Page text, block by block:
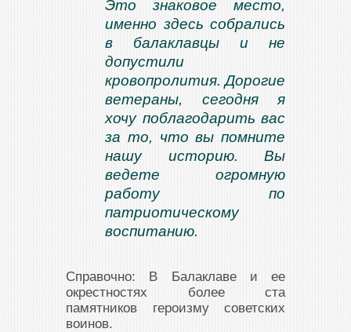
Это знаковое место,
именно здесь собрались
в балаклавцы и не
допустили
кровопролития. Дорогие
ветераны, сегодня я
хочу поблагодарить вас
за то, что вы помните
нашу историю. Вы
ведете огромную
работу по
патриотическому
воспитанию.
Справочно: В Балаклаве и ее
окрестностях более ста
памятников героизму советских
воинов.